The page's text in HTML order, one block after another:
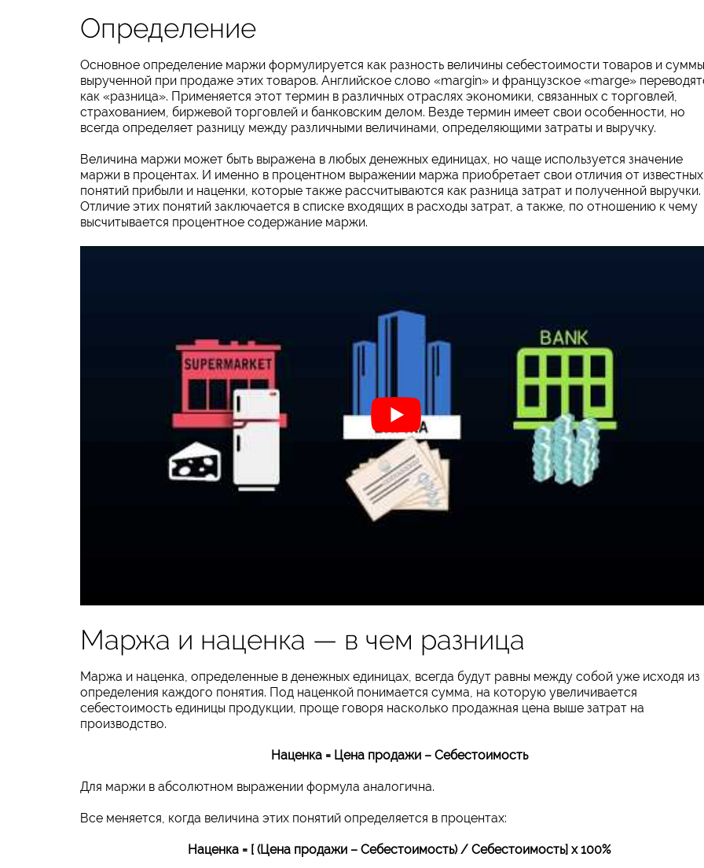
Определение
Основное определение маржи формулируется как разность величины себестоимости товаров и
вырученной при продаже этих товаров. Английское слово «margin» и французское «marge»
как «разница». Применяется этот термин в различных отраслях экономики, связанных с торговлей,
страхованием, биржевой торговлей и банковским делом. Везде термин имеет свои особенности, но
всегда определяет разницу между различными величинами, определяющими затраты и выручку.
Величина маржи может быть выражена в любых денежных единицах, но чаще используется значение
маржи в процентах. И именно в процентном выражении маржа приобретает свои отличия от известных
понятий прибыли и наценки, которые также рассчитываются как разница затрат и полученной выручки.
Отличие этих понятий заключается в списке входящих в расходы затрат, а также, по отношению к чему
высчитывается процентное содержание маржи.
Маржа и наценка — в чем разница
Маржа и наценка, определенные в денежных единицах, всегда будут равны между собой уже исходя из
определения каждого понятия. Под наценкой понимается сумма, на которую увеличивается
себестоимость единицы продукции, проще говоря насколько продажная цена выше затрат на
производство.
Наценка = Цена продажи – Себестоимость
Для маржи в абсолютном выражении формула аналогична.
Все меняется, когда величина этих понятий определяется в процентах:
Наценка = [ (Цена продажи – Себестоимость) / Себестоимость] х 100%